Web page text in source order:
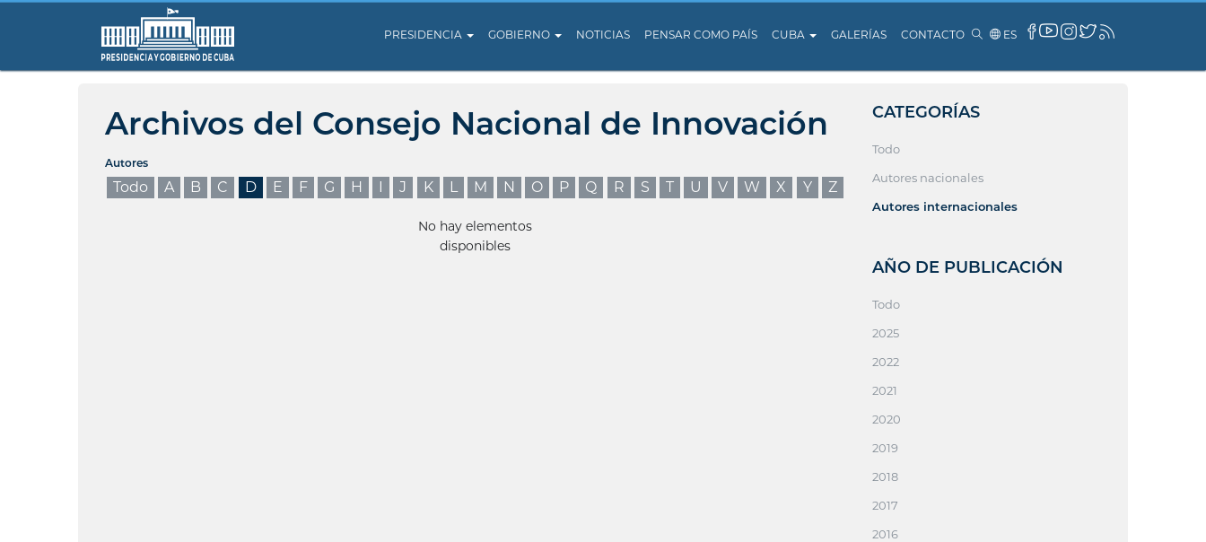
PRESIDENCIA GOBIERNO NOTICIAS PENSAR COMO PAÍS CUBA GALERÍAS CONTACTO ES
Archivos del Consejo Nacional de Innovación
Autores
Todo A B C D E F G H I J K L M N O P Q R S T U V W X Y Z
No hay elementos
disponibles
CATEGORÍAS
Todo
Autores nacionales
Autores internacionales
AÑO DE PUBLICACIÓN
Todo
2025
2022
2021
2020
2019
2018
2017
2016